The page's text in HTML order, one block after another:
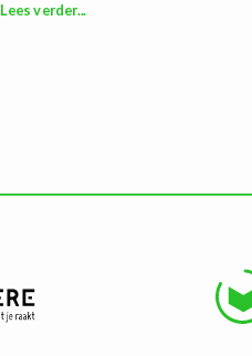
Lees verder...